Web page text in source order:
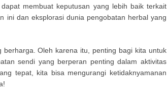
membuat keputusan yang lebih baik terkait
ini dan eksplorasi dunia pengobatan herbal yang
Oleh karena itu, penting bagi kita untuk
sendi yang berperan penting dalam aktivitas
tepat, kita bisa mengurangi ketidaknyamanan